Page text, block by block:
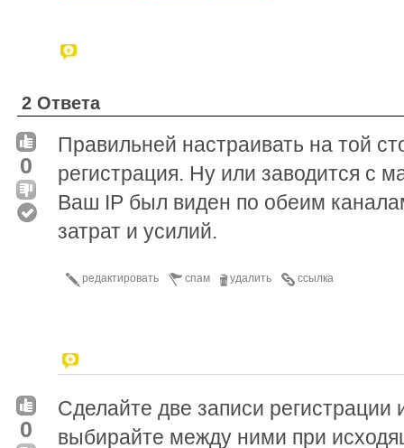
2 Ответа
0
Правильней настраивать на той
регистрация. Ну или заводится с
Ваш IP был виден по обеим
затрат и усилий.
ссылка
удалить
спам
редактировать
0
Сделайте две записи регистрации
выбирайте между ними при